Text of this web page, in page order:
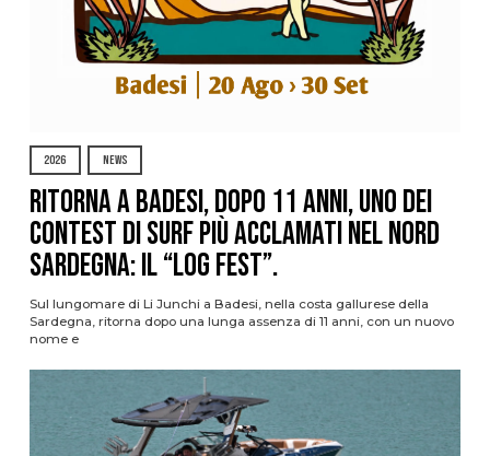
2026 NEWS
Ritorna a Badesi, dopo 11 anni, uno dei
contest di surf più acclamati nel nord
Sardegna: il “Log Fest”.
Sul lungomare di Li Junchi a Badesi, nella costa gallurese della
Sardegna, ritorna dopo una lunga assenza di 11 anni, con un nuovo
nome e